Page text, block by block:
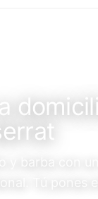
y barba con
Tú pones